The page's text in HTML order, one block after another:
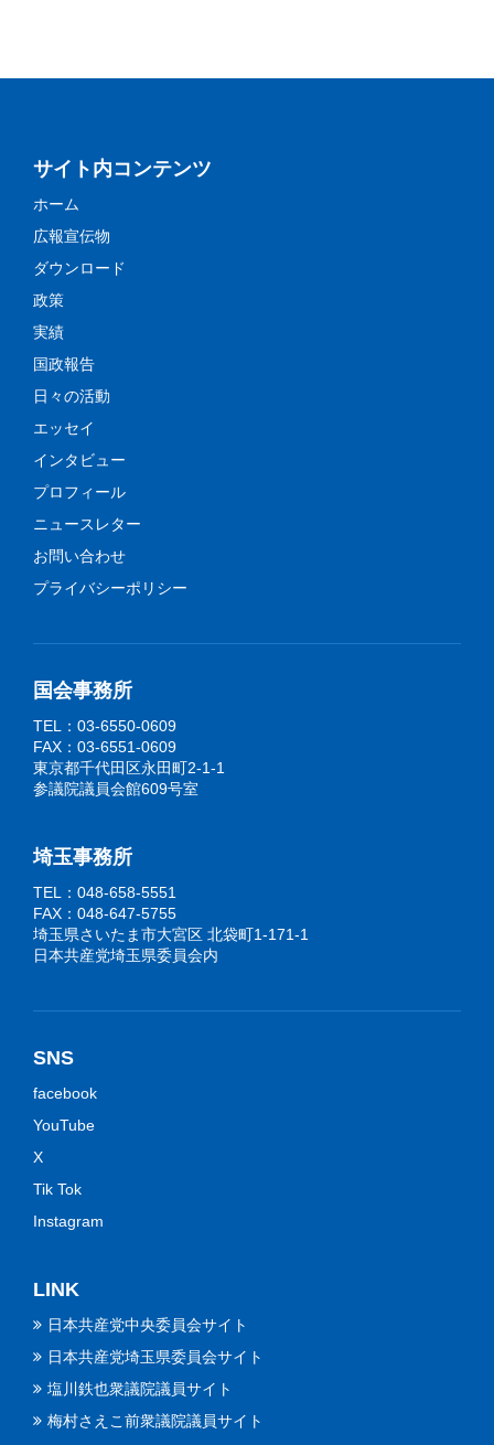
サイト内コンテンツ
ホーム
広報宣伝物
ダウンロード
政策
実績
国政報告
日々の活動
エッセイ
インタビュー
プロフィール
ニュースレター
お問い合わせ
プライバシーポリシー
国会事務所
TEL：03-6550-0609
FAX：03-6551-0609
東京都千代田区永田町2-1-1
参議院議員会館609号室
埼玉事務所
TEL：048-658-5551
FAX：048-647-5755
埼玉県さいたま市大宮区 北袋町1-171-1
日本共産党埼玉県委員会内
SNS
facebook
YouTube
X
Tik Tok
Instagram
LINK
日本共産党中央委員会サイト
日本共産党埼玉県委員会サイト
塩川鉄也衆議院議員サイト
梅村さえこ前衆議院議員サイト